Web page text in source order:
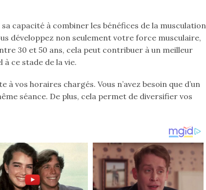
capacité à combiner les bénéfices de la musculation
développez non seulement votre force musculaire,
30 et 50 ans, cela peut contribuer à un meilleur
ce stade de la vie.
vos horaires chargés. Vous n’avez besoin que d’un
séance. De plus, cela permet de diversifier vos